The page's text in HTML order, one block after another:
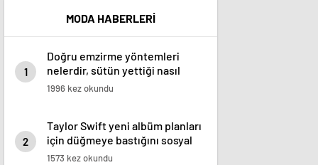
MODA HABERLERİ
1
Doğru emzirme yöntemleri
nelerdir, sütün yettiği nasıl
anlaşılır?
1996 kez okundu
2
Taylor Swift yeni albüm planları
için düğmeye bastığını sosyal
medyadan duyurdu!
1573 kez okundu